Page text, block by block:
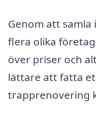
Genom att
flera olika
över priser och
lättare att fatta
trapprenovering